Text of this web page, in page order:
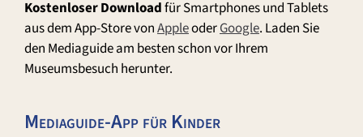
Kostenloser Downloadfür Smartphones und Tablets
aus dem App-Store vonAppleoderGoogle. Laden Sie
den Mediaguide am besten schon vor Ihrem
Museumsbesuch herunter.
Mediaguide-App für Kinder